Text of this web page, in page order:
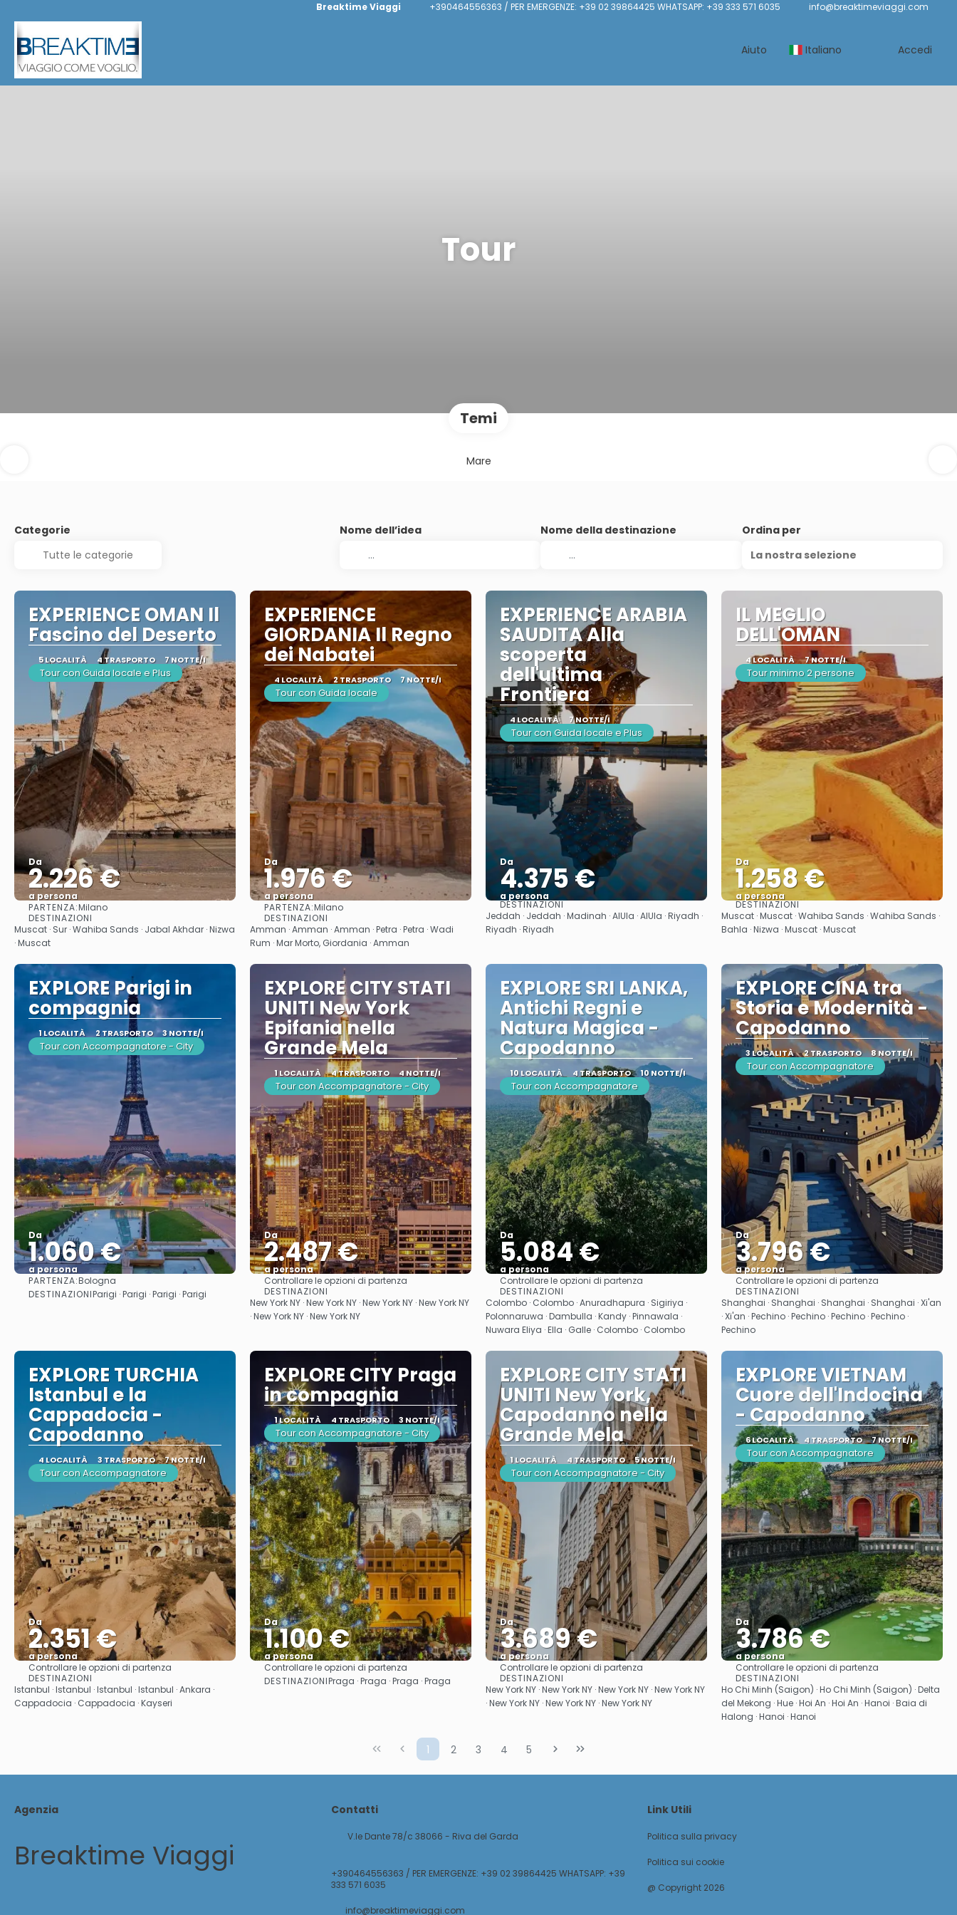
Breaktime Viaggi +390464556363 / PER EMERGENZE: +39 02 39864425 WHATSAPP: +39 333 571 6035 info@breaktimeviaggi.com
Aiuto Italiano Accedi
Tour
Temi
Mare
Categorie Nome dell’idea Nome della destinazione
Ordina per
La nostra selezione
EXPERIENCE OMAN Il
Fascino del Deserto
5 LOCALITÀ 4 TRASPORTO 7 NOTTE/I
Tour con Guida locale e Plus
Da
2.226 €
a persona
PARTENZA:Milano
DESTINAZIONI
Muscat · Sur · Wahiba Sands · Jabal Akhdar · Nizwa
· Muscat
EXPERIENCE
GIORDANIA Il Regno
dei Nabatei
4 LOCALITÀ 2 TRASPORTO 7 NOTTE/I
Tour con Guida locale
Da
1.976 €
a persona
PARTENZA:Milano
DESTINAZIONI
Amman · Amman · Amman · Petra · Petra · Wadi
Rum · Mar Morto, Giordania · Amman
EXPERIENCE ARABIA
SAUDITA Alla
scoperta
dell'ultima
Frontiera
4 LOCALITÀ 7 NOTTE/I
Tour con Guida locale e Plus
Da
4.375 €
a persona
Vedere
DESTINAZIONI
Jeddah · Jeddah · Madinah · AlUla · AlUla · Riyadh ·
Riyadh · Riyadh
IL MEGLIO
DELL'OMAN
4 LOCALITÀ 7 NOTTE/I
Tour minimo 2 persone
Da
1.258 €
a persona
Vedere
DESTINAZIONI
Muscat · Muscat · Wahiba Sands · Wahiba Sands ·
Bahla · Nizwa · Muscat · Muscat
EXPLORE Parigi in
compagnia
1 LOCALITÀ 2 TRASPORTO 3 NOTTE/I
Tour con Accompagnatore - City
Da
1.060 €
a persona
Vedere
PARTENZA:Bologna
DESTINAZIONIParigi · Parigi · Parigi · Parigi
EXPLORE CITY STATI
UNITI New York
Epifania nella
Grande Mela
1 LOCALITÀ 4 TRASPORTO 4 NOTTE/I
Tour con Accompagnatore - City
Da
2.487 €
a persona
Vedere
Controllare le opzioni di partenza
DESTINAZIONI
New York NY · New York NY · New York NY · New York NY
· New York NY · New York NY
EXPLORE SRI LANKA,
Antichi Regni e
Natura Magica -
Capodanno
10 LOCALITÀ 4 TRASPORTO 10 NOTTE/I
Tour con Accompagnatore
Da
5.084 €
a persona
Vedere
Controllare le opzioni di partenza
DESTINAZIONI
Colombo · Colombo · Anuradhapura · Sigiriya ·
Polonnaruwa · Dambulla · Kandy · Pinnawala ·
Nuwara Eliya · Ella · Galle · Colombo · Colombo
EXPLORE CINA tra
Storia e Modernità -
Capodanno
3 LOCALITÀ 2 TRASPORTO 8 NOTTE/I
Tour con Accompagnatore
Da
3.796 €
a persona
Vedere
Controllare le opzioni di partenza
DESTINAZIONI
Shanghai · Shanghai · Shanghai · Shanghai · Xi'an
· Xi'an · Pechino · Pechino · Pechino · Pechino ·
Pechino
EXPLORE TURCHIA
Istanbul e la
Cappadocia -
Capodanno
4 LOCALITÀ 3 TRASPORTO 7 NOTTE/I
Tour con Accompagnatore
Da
2.351 €
a persona
Vedere
Controllare le opzioni di partenza
DESTINAZIONI
Istanbul · Istanbul · Istanbul · Istanbul · Ankara ·
Cappadocia · Cappadocia · Kayseri
EXPLORE CITY Praga
in compagnia
1 LOCALITÀ 4 TRASPORTO 3 NOTTE/I
Tour con Accompagnatore - City
Da
1.100 €
a persona
Vedere
Controllare le opzioni di partenza
DESTINAZIONIPraga · Praga · Praga · Praga
EXPLORE CITY STATI
UNITI New York,
Capodanno nella
Grande Mela
1 LOCALITÀ 4 TRASPORTO 5 NOTTE/I
Tour con Accompagnatore - City
Da
3.689 €
a persona
Vedere
Controllare le opzioni di partenza
DESTINAZIONI
New York NY · New York NY · New York NY · New York NY
· New York NY · New York NY · New York NY
EXPLORE VIETNAM
Cuore dell'Indocina
- Capodanno
6 LOCALITÀ 4 TRASPORTO 7 NOTTE/I
Tour con Accompagnatore
Da
3.786 €
a persona
Vedere
Controllare le opzioni di partenza
DESTINAZIONI
Ho Chi Minh (Saigon) · Ho Chi Minh (Saigon) · Delta
del Mekong · Hue · Hoi An · Hoi An · Hanoi · Baia di
Halong · Hanoi · Hanoi
1 2 3 4 5
Agenzia
Breaktime Viaggi
Contatti
V.le Dante 78/c 38066 - Riva del Garda
+390464556363 / PER EMERGENZE: +39 02 39864425 WHATSAPP: +39
333 571 6035
info@breaktimeviaggi.com
Link Utili
Politica sulla privacy
Politica sui cookie
@ Copyright 2026